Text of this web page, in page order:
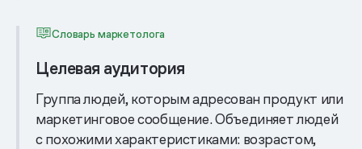
Словарь маркетолога
Целевая аудитория
Группа людей, которым адресован продукт или
маркетинговое сообщение. Объединяет людей
с похожими характеристиками: возрастом,